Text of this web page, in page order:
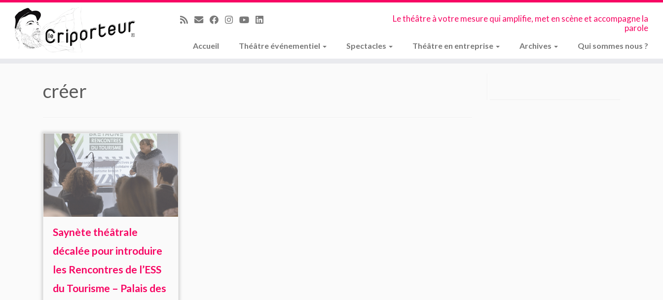
Le théâtre à votre mesure qui amplifie, met en scène et accompagne la
parole
Accueil Théâtre événementiel Spectacles Théâtre en entreprise Archives Qui sommes nous ?
créer
Saynète théâtrale
décalée pour introduire
les Rencontres de l’ESS
du Tourisme – Palais des